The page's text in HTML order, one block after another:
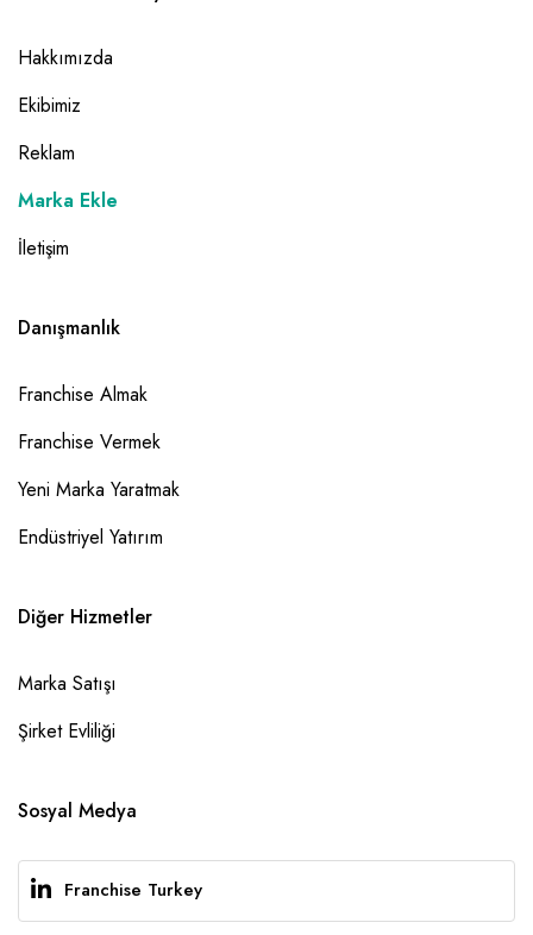
Hakkımızda
Ekibimiz
Reklam
Marka Ekle
İletişim
Danışmanlık
Franchise Almak
Franchise Vermek
Yeni Marka Yaratmak
Endüstriyel Yatırım
Diğer Hizmetler
Marka Satışı
Şirket Evliliği
Sosyal Medya
Franchise Turkey